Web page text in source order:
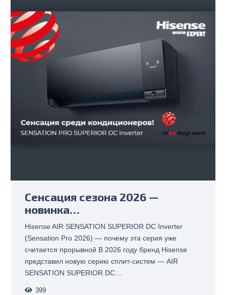
Сенсация сезона 2026 —
новинка…
Hisense AIR SENSATION SUPERIOR DC Inverter
(Sensation Pro 2026) — почему эта серия уже
считается прорывной В 2026 году бренд Hisense
представил новую серию сплит-систем — AIR
SENSATION SUPERIOR DC…
399